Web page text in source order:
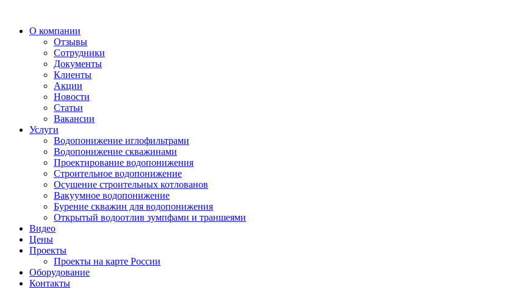
О компании
Отзывы
Сотрудники
Документы
Клиенты
Акции
Новости
Статьи
Вакансии
Услуги
Водопонижение иглофильтрами
Водопонижение скважинами
Проектирование водопонижения
Строительное водопонижение
Осушение строительных котлованов
Вакуумное водопонижение
Бурение скважин для водопонижения
Открытый водоотлив зумпфами и траншеями
Видео
Цены
Проекты
Проекты на карте России
Оборудование
Контакты